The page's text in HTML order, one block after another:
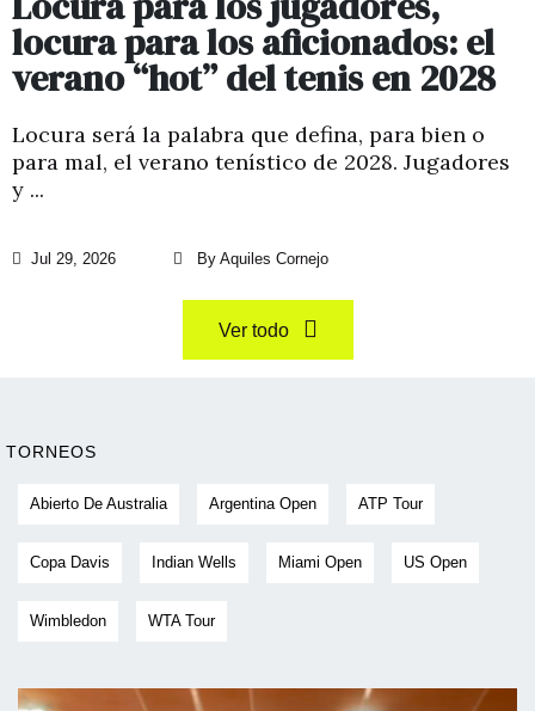
locura para los aficionados: el
verano “hot” del tenis en 2028
Locura será la palabra que defina, para bien o
para mal, el verano tenístico de 2028. Jugadores
y ...
Jul 29, 2026 By Aquiles Cornejo
Ver todo
TORNEOS
Abierto De Australia Argentina Open ATP Tour
Copa Davis Indian Wells Miami Open US Open
Wimbledon WTA Tour